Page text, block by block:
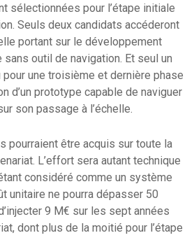
sélectionnées pour l’étape initiale
Seuls deux candidats accéderont
portant sur le développement
sans outil de navigation. Et seul un
une troisième et dernière phase
d’un prototype capable de naviguer
son passage à l’échelle.
pourraient être acquis sur toute la
L’effort sera autant technique
considéré comme un système
unitaire ne pourra dépasser 50
9 M€ sur les sept années
dont plus de la moitié pour l’étape